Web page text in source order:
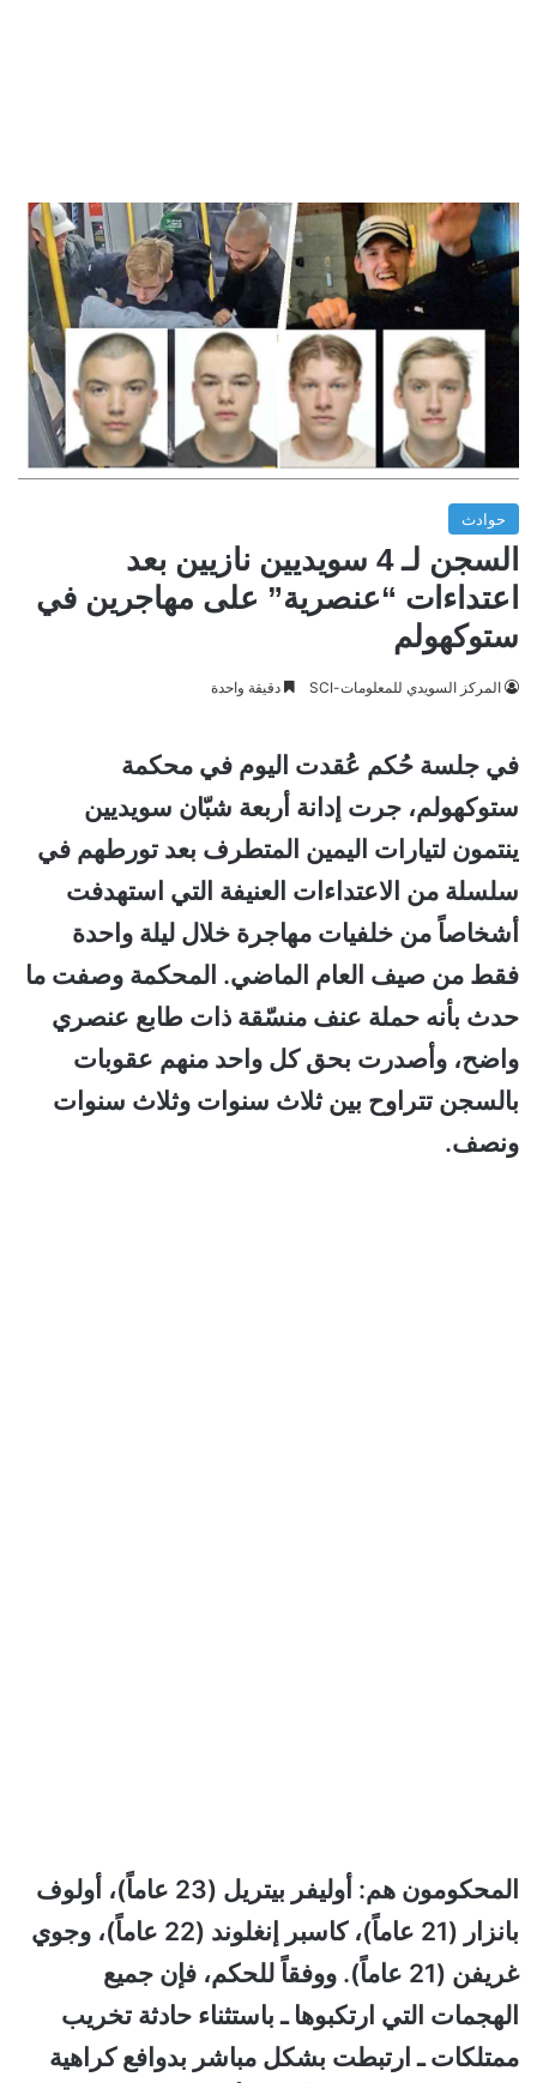
حوادث
السجن لـ 4 سويديين نازيين بعد
اعتداءات “عنصرية” على مهاجرين في
ستوكهولم
المركز السويدي للمعلومات-SCI دقيقة واحدة
في جلسة حُكم عُقدت اليوم في محكمة
ستوكهولم، جرت إدانة أربعة شبّان سويديين
ينتمون لتيارات اليمين المتطرف بعد تورطهم في
سلسلة من الاعتداءات العنيفة التي استهدفت
أشخاصاً من خلفيات مهاجرة خلال ليلة واحدة
فقط من صيف العام الماضي. المحكمة وصفت ما
حدث بأنه حملة عنف منسّقة ذات طابع عنصري
واضح، وأصدرت بحق كل واحد منهم عقوبات
بالسجن تتراوح بين ثلاث سنوات وثلاث سنوات
ونصف.
المحكومون هم: أوليفر بيتريل (23 عاماً)، أولوف
بانزار (21 عاماً)، كاسبر إنغلوند (22 عاماً)، وجوي
غريفن (21 عاماً). ووفقاً للحكم، فإن جميع
الهجمات التي ارتكبوها ـ باستثناء حادثة تخريب
ممتلكات ـ ارتبطت بشكل مباشر بدوافع كراهية